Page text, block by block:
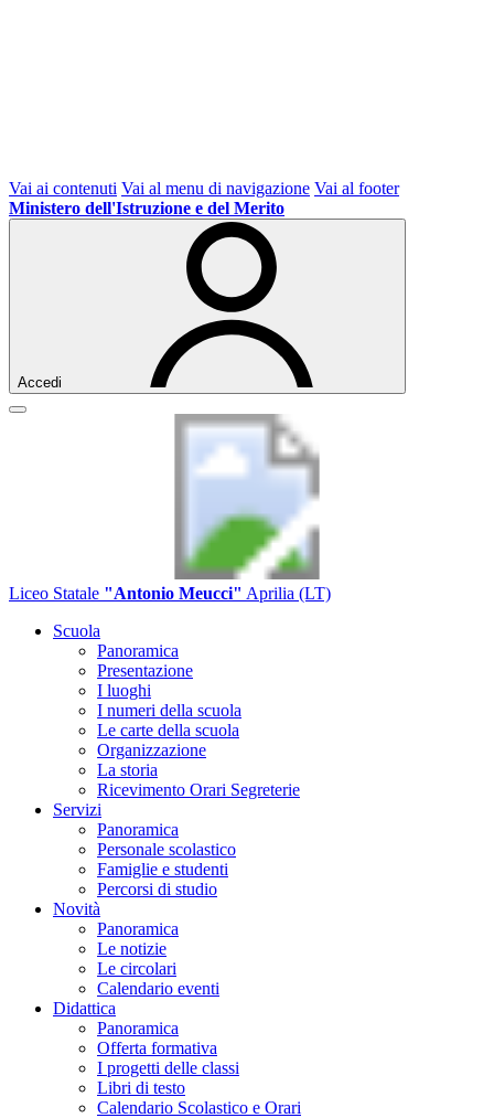
Vai ai contenuti Vai al menu di navigazione Vai al footer
Ministero dell'Istruzione e del Merito
Accedi
Liceo Statale "Antonio Meucci" Aprilia (LT)
Scuola
Panoramica
Presentazione
I luoghi
I numeri della scuola
Le carte della scuola
Organizzazione
La storia
Ricevimento Orari Segreterie
Servizi
Panoramica
Personale scolastico
Famiglie e studenti
Percorsi di studio
Novità
Panoramica
Le notizie
Le circolari
Calendario eventi
Didattica
Panoramica
Offerta formativa
I progetti delle classi
Libri di testo
Calendario Scolastico e Orari